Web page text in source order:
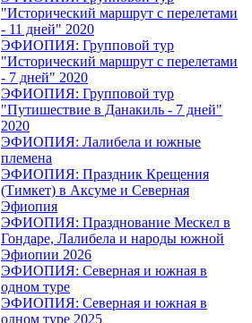
"Исторический маршрут с перелетами
- 11 дней" 2020
ЭФИОПИЯ: Групповой тур
"Исторический маршрут с перелетами
- 7 дней" 2020
ЭФИОПИЯ: Групповой тур
"Путишествие в Данакиль - 7 дней"
2020
ЭФИОПИЯ: Лалибела и южные
племена
ЭФИОПИЯ: Праздник Крещения
(Тимкет) в Аксуме и Северная
Эфиопия
ЭФИОПИЯ: Празднование Мескел в
Гондаре, Лалибела и народы южной
Эфиопии 2026
ЭФИОПИЯ: Северная и южная в
одном туре
ЭФИОПИЯ: Северная и южная в
одном туре 2025